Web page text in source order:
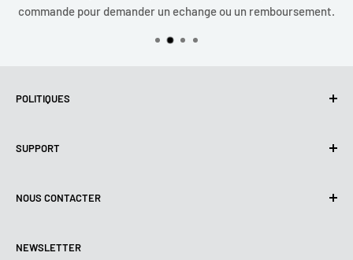
commande pour demander un echange ou un remboursement.
POLITIQUES
Utilisation de cookies (RGPD)
Politique de livraison
Conditions de paiement
SUPPORT
Nous contacter
Mentions légales
NOUS CONTACTER
Mardi :9:00 - 18:00
NEWSLETTER